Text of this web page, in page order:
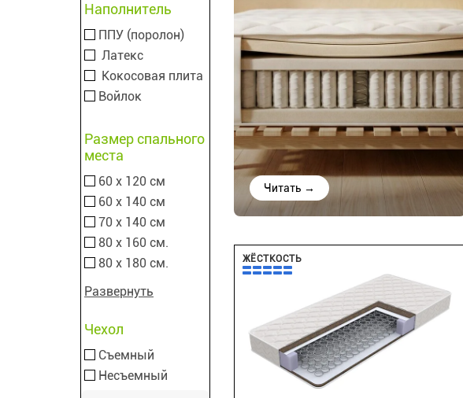
Наполнитель
ППУ (поролон)
Латекс
Кокосовая плита
Войлок
Размер спального
места
60 х 120 см
60 х 140 см
70 х 140 см
80 х 160 см.
80 х 180 см.
Развернуть
Чехол
Съемный
Несъемный
Читать →
ЖЁСТКОСТЬ